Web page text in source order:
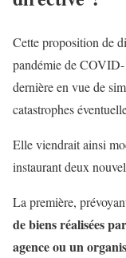
Cette proposition de
pandémie de COVID-
dernière en vue de
catastrophes
Elle viendrait ainsi
instaurant deux
La première,
de biens réalisées
agence ou un